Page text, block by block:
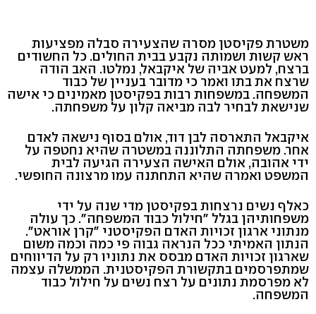
משטרת פקיסטן מסרה שהצעירה סבלה מפציעות
ראש קשות ושמותה נקבע בבית החולים. כל החשודים
ברצח, למעט אביה של איקבאל, נמלטו. האב הודה
שרצח את בתו ואמר כי מדובר בעניין של כבוד
המשפחה. במשפחות רבות בפקיסטן מאמינים כי אישה
שנישאת לבחיר לבה מביאה קלון על משפחתה.
איקבאל התארסה לבן דוד, אולם בסוף נישאה לאדם
אחר. משפחתה התלוננה במשטרה שהיא נחטפה על
ידי אהובה, אולם האישה הצעירה הגיעה לבית
המשפט ואמרה שהיא התחתנה עמו מרצונה החופשי.
כאלף נשים נרצחות בפקיסטן מדי שנה על ידי
משפחותיהן בגלל "חילול כבוד המשפחה". כך עולה
מנתוני ארגון זכויות האדם הפקיסטני "קרן אוראט".
הנתון האמיתי ככל הנראה גבוה פי כמה וכמה משום
שארגון זכויות האדם מבסס את נתוניו רק על הדיווחים
שמתפרסמים בתקשורת הפקיסטנית. הממשלה עצמה
לא מפרסמת נתונים על רצח נשים על חילול כבוד
המשפחה.